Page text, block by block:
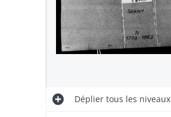
Dépliertous les niveaux